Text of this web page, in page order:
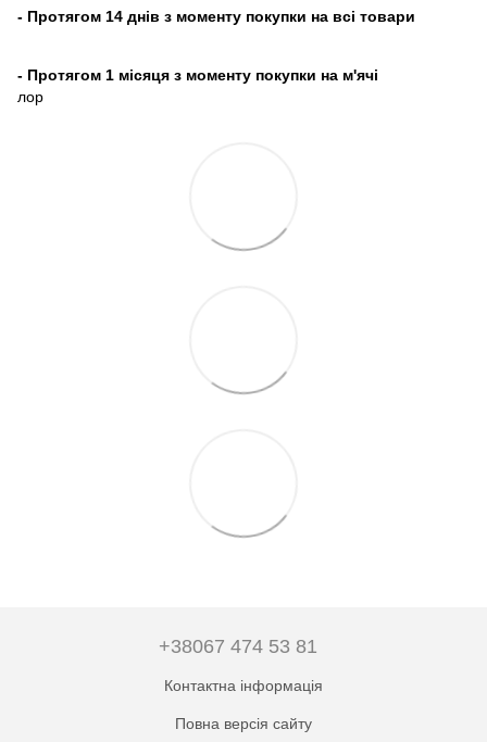
- Протягом 14 днів з моменту покупки на всі товари
- Протягом 1 місяця з моменту покупки на м'ячі
лор
+38067 474 53 81
Контактна інформація
Повна версія сайту